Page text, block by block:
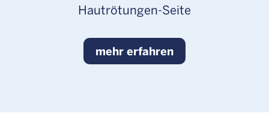
Hautrötungen-Seite
mehr erfahren